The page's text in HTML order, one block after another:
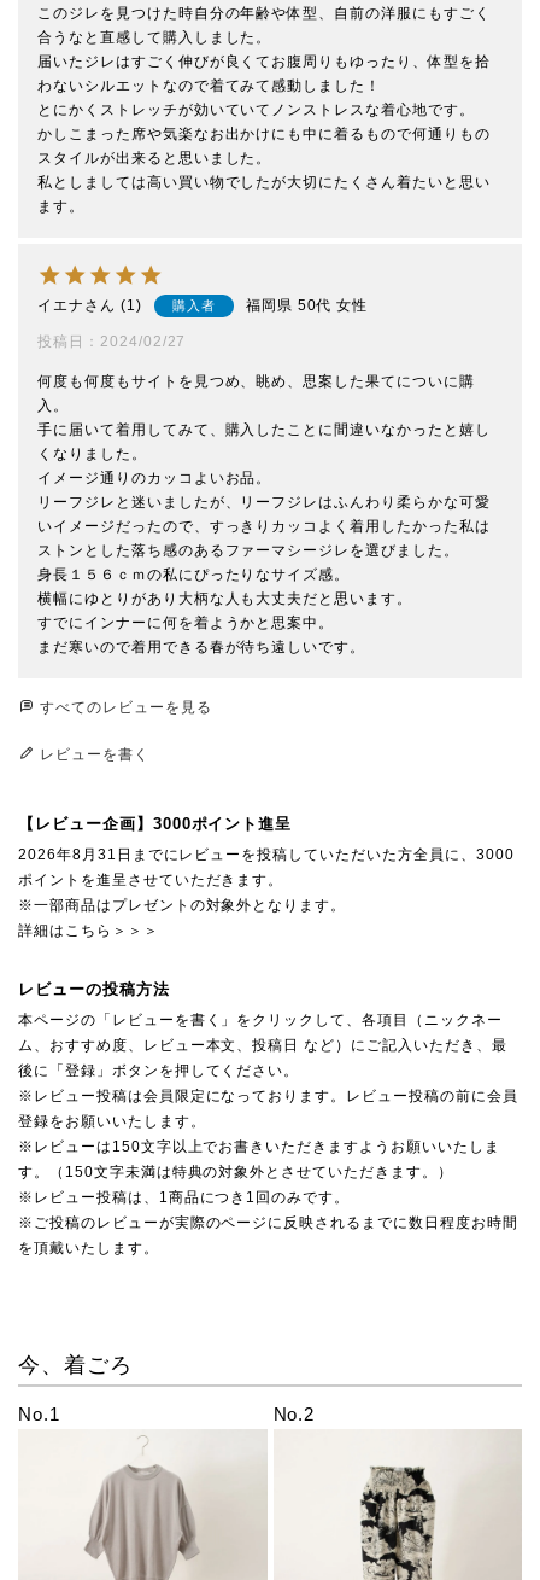
このジレを見つけた時自分の年齢や体型、自前の洋服にもすごく
合うなと直感して購入しました。
届いたジレはすごく伸びが良くてお腹周りもゆったり、体型を拾
わないシルエットなので着てみて感動しました！
とにかくストレッチが効いていてノンストレスな着心地です。
かしこまった席や気楽なお出かけにも中に着るもので何通りもの
スタイルが出来ると思いました。
私としましては高い買い物でしたが大切にたくさん着たいと思い
イエナ 1 購入者 福岡県 50代 女性
投稿日 2024/02/27
何度も何度もサイトを見つめ、眺め、思案した果てについに購
入。
手に届いて着用してみて、購入したことに間違いなかったと嬉し
くなりました。
イメージ通りのカッコよいお品。
リーフジレと迷いましたが、リーフジレはふんわり柔らかな可愛
いイメージだったので、すっきりカッコよく着用したかった私は
ストンとした落ち感のあるファーマシージレを選びました。
身長１５６ｃｍの私にぴったりなサイズ感。
横幅にゆとりがあり大柄な人も大丈夫だと思います。
すでにインナーに何を着ようかと思案中。
まだ寒いので着用できる春が待ち遠しいです。
すべてのレビューを見る
レビューを書く
【レビュー企画】3000ポイント進呈
2026年8月31日までにレビューを投稿していただいた方全員に、3000
ポイントを進呈させていただきます。
※一部商品はプレゼントの対象外となります。
詳細はこちら＞＞＞
レビューの投稿方法
本ページの「レビューを書く」をクリックして、各項目（ニックネー
ム、おすすめ度、レビュー本文、投稿日 など）にご記入いただき、最
後に「登録」ボタンを押してください。
※レビュー投稿は会員限定になっております。レビュー投稿の前に会員
登録をお願いいたします。
※レビューは150文字以上でお書きいただきますようお願いいたしま
す。（150文字未満は特典の対象外とさせていただきます。）
※レビュー投稿は、1商品につき1回のみです。
※ご投稿のレビューが実際のページに反映されるまでに数日程度お時間
を頂戴いたします。
今、着ごろ
No.1 No.2